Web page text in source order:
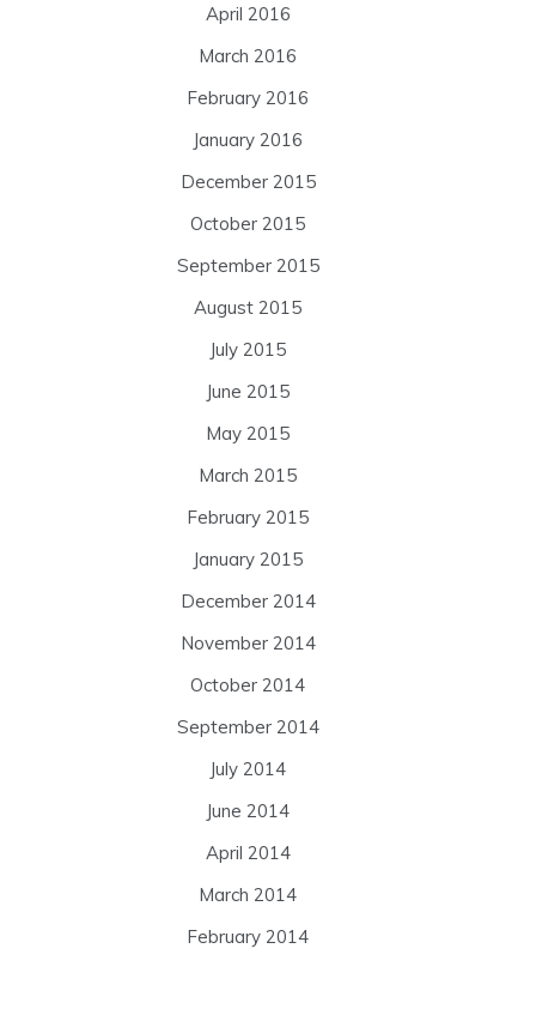
April 2016
March 2016
February 2016
January 2016
December 2015
October 2015
September 2015
August 2015
July 2015
June 2015
May 2015
March 2015
February 2015
January 2015
December 2014
November 2014
October 2014
September 2014
July 2014
June 2014
April 2014
March 2014
February 2014